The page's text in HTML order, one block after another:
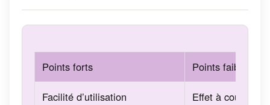
Points forts Points faibles
Facilité d’utilisation Effet à court